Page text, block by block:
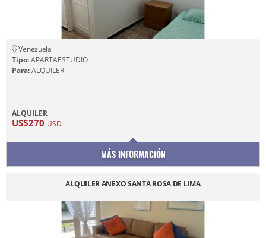
Venezuela
Tipo:APARTAESTUDIO
Para:ALQUILER
ALQUILER
US$270 USD
MÁS INFORMACIÓN
ALQUILER ANEXO SANTA ROSA DE LIMA